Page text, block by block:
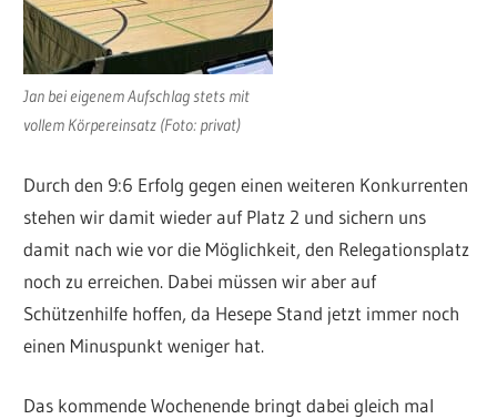
Jan bei eigenem Aufschlag stets mit
vollem Körpereinsatz (Foto: privat)
Durch den 9:6 Erfolg gegen einen weiteren Konkurrenten
stehen wir damit wieder auf Platz 2 und sichern uns
damit nach wie vor die Möglichkeit, den Relegationsplatz
noch zu erreichen. Dabei müssen wir aber auf
Schützenhilfe hoffen, da Hesepe Stand jetzt immer noch
einen Minuspunkt weniger hat.
Das kommende Wochenende bringt dabei gleich mal